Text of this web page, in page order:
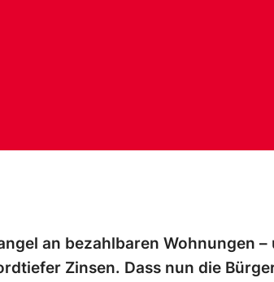
an bezahlbaren Wohnungen
Zinsen. Dass nun die